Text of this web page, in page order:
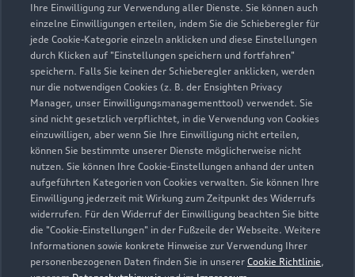
Ihre Einwilligung zur Verwendung aller Dienste. Sie können auch
einzelne Einwilligungen erteilen, indem Sie die Schieberegler für
jede Cookie-Kategorie einzeln anklicken und diese Einstellungen
durch Klicken auf "Einstellungen speichern und fortfahren"
speichern. Falls Sie keinen der Schieberegler anklicken, werden
nur die notwendigen Cookies (z. B. der Ensighten Privacy
Manager, unser Einwilligungsmanagementtool) verwendet. Sie
sind nicht gesetzlich verpflichtet, in die Verwendung von Cookies
einzuwilligen, aber wenn Sie Ihre Einwilligung nicht erteilen,
können Sie bestimmte unserer Dienste möglicherweise nicht
nutzen. Sie können Ihre Cookie-Einstellungen anhand der unten
aufgeführten Kategorien von Cookies verwalten. Sie können Ihre
Einwilligung jederzeit mit Wirkung zum Zeitpunkt des Widerrufs
widerrufen. Für den Widerruf der Einwilligung beachten Sie bitte
die "Cookie-Einstellungen" in der Fußzeile der Webseite. Weitere
Informationen sowie konkrete Hinweise zur Verwendung Ihrer
personenbezogenen Daten finden Sie in unserer Cookie Richtlinie,